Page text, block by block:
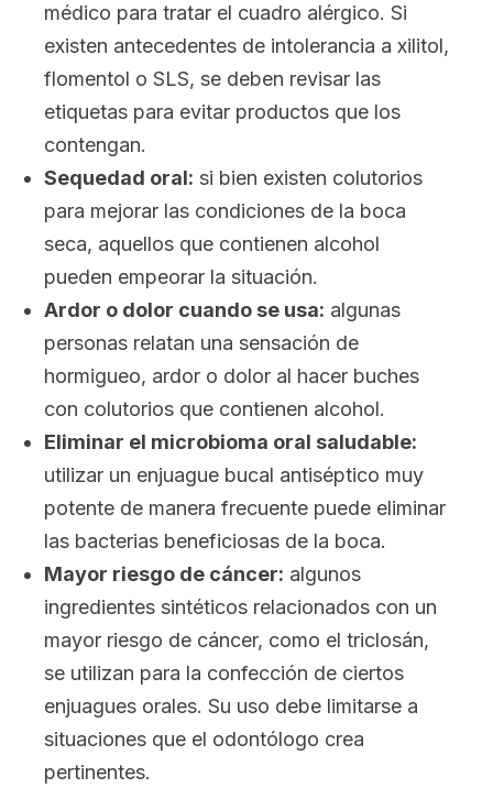
médico para tratar el cuadro alérgico. Si
existen antecedentes de intolerancia a xilitol,
flomentol o SLS, se deben revisar las
etiquetas para evitar productos que los
contengan.
Sequedad oral: si bien existen colutorios
para mejorar las condiciones de la boca
seca, aquellos que contienen alcohol
pueden empeorar la situación.
Ardor o dolor cuando se usa: algunas
personas relatan una sensación de
hormigueo, ardor o dolor al hacer buches
con colutorios que contienen alcohol.
Eliminar el microbioma oral saludable:
utilizar un enjuague bucal antiséptico muy
potente de manera frecuente puede eliminar
las bacterias beneficiosas de la boca.
Mayor riesgo de cáncer: algunos
ingredientes sintéticos relacionados con un
mayor riesgo de cáncer, como el triclosán,
se utilizan para la confección de ciertos
enjuagues orales. Su uso debe limitarse a
situaciones que el odontólogo crea
pertinentes.